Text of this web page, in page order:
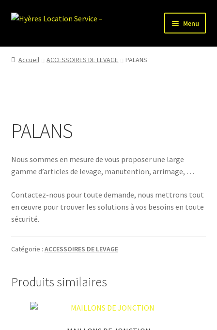
Aller
Aller
Menu
HLS-ACCUEIL
PARTENAIRES
Accueil ACCESSOIRES DE LEVAGE PALANS
PALANS
Nous sommes en mesure de vous proposer une large
gamme d’articles de levage, manutention, arrimage, …
Contactez-nous pour toute demande, nous mettrons tout
en œuvre pour trouver les solutions à vos besoins en toute
sécurité.
Catégorie : ACCESSOIRES DE LEVAGE
Produits similaires